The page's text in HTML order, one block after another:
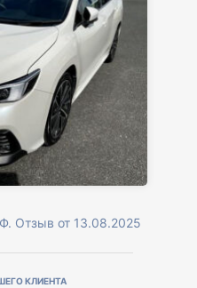
Отзыв от 13.08.2025
КЛИЕНТА